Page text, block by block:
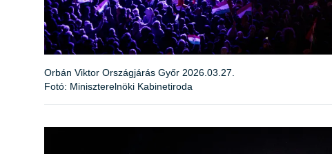
Orbán Viktor Országjárás Győr 2026.03.27.
Fotó: Miniszterelnöki Kabinetiroda